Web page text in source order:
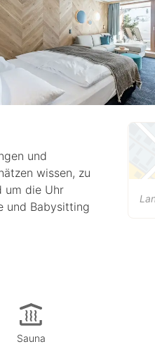
und
wissen, zu
um die Uhr
und Babysitting
Sauna